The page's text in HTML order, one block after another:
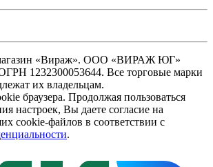
«Вираж». ООО «ВИРАЖ ЮГ»
1232300053644. Все торговые марки
их владельцам.
браузера. Продолжая пользоваться
настроек, Вы даете согласие на
cookie-файлов в соответствии с
.